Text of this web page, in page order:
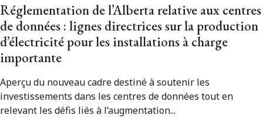
Réglementation de l’Alberta relative aux centres
de données : lignes directrices sur la production
d’électricité pour les installations à charge
importante
Aperçu du nouveau cadre destiné à soutenir les
investissements dans les centres de données tout en
relevant les défis liés à l’augmentation...